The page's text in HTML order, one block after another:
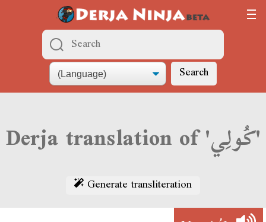
Search
Derja translation of 'كُولِي'
Generate transliteration